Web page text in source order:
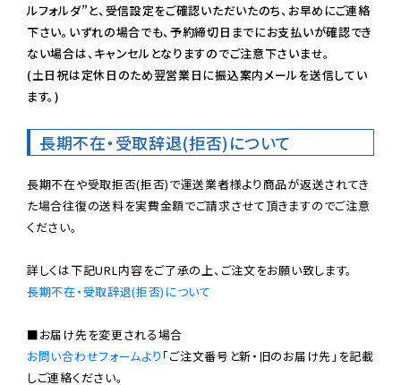
ルフォルダ”と、受信設定をご確認いただいたのち、お早めにご連絡
下さい。いずれの場合でも、予約締切日までにお支払いが確認でき
ない場合は、キャンセルとなりますのでご注意下さいませ。
(土日祝は定休日のため翌営業日に振込案内メールを送信してい
ます。)
長期不在・受取辞退(拒否)について
長期不在や受取拒否(拒否)で運送業者様より商品が返送されてき
た場合往復の送料を実費金額でご請求させて頂きますのでご注意
ください。
長期不在・受取辞退(拒否)について
お問い合わせフォームより 「ご注文番号と新・旧のお届け先」を記載
しご連絡ください。